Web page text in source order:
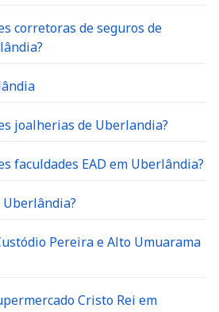
corretoras de seguros de
joalherias de Uberlandia?
faculdades EAD em Uberlândia?
Pereira e Alto Umuarama
Cristo Rei em